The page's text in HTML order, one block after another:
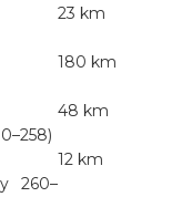
23 km
180 km
48 km
260–
12 km